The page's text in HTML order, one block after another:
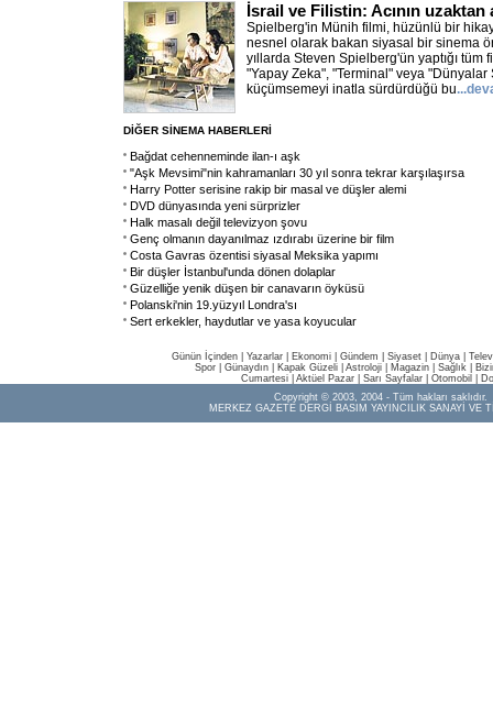
İsrail ve Filistin: Acının uzaktan
Spielberg'in Münih filmi, hüzünlü bir
nesnel olarak bakan siyasal bir sinema
yıllarda Steven Spielberg'ün yaptığı
"Yapay Zeka", "Terminal" veya "Dünyalar
küçümsemeyi inatla sürdürdüğü bu
DİĞER SİNEMA HABERLERİ
Bağdat cehenneminde ilan-ı aşk
"Aşk Mevsimi"nin kahramanları 30 yıl sonra tekrar karşılaşırsa
Harry Potter serisine rakip bir masal ve düşler alemi
DVD dünyasında yeni sürprizler
Halk masalı değil televizyon şovu
Genç olmanın dayanılmaz ızdırabı üzerine bir film
Costa Gavras özentisi siyasal Meksika yapımı
Bir düşler İstanbul'unda dönen dolaplar
Güzelliğe yenik düşen bir canavarın öyküsü
Polanski'nin 19.yüzyıl Londra'sı
Sert erkekler, haydutlar ve yasa koyucular
Günün İçinden Yazarlar Ekonomi Gündem Siyaset Dünya |
Spor
Günaydın Kapak Güzeli Astroloji Magazin Sağlık
Cumartesi| Aktüel Pazar| Sarı Sayfalar| Otomobil
Copyright © 2003, 2004 - Tüm hakları saklıdır.
MERKEZ GAZETE DERGİ BASIM YAYINCILIK SANAYİ VE